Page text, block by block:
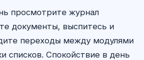
просмотрите журнал
документы, выспитесь и
переходы между модулями
списков. Спокойствие в день